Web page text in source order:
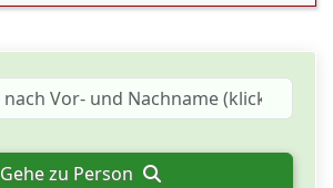
Gehe zu Person